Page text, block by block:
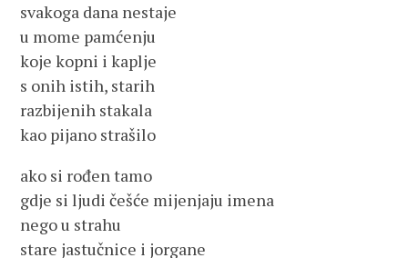
svakoga dana nestaje
u mome pamćenju
koje kopni i kaplje
s onih istih, starih
razbijenih stakala
kao pijano strašilo
ako si rođen tamo
gdje si ljudi češće mijenjaju imena
nego u strahu
stare jastučnice i jorgane